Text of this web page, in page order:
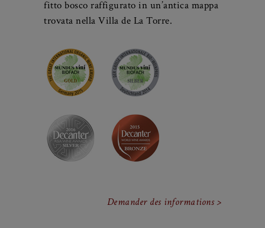
fitto bosco raffigurato in un’antica mappa
trovata nella Villa de La Torre.
Demander des informations >